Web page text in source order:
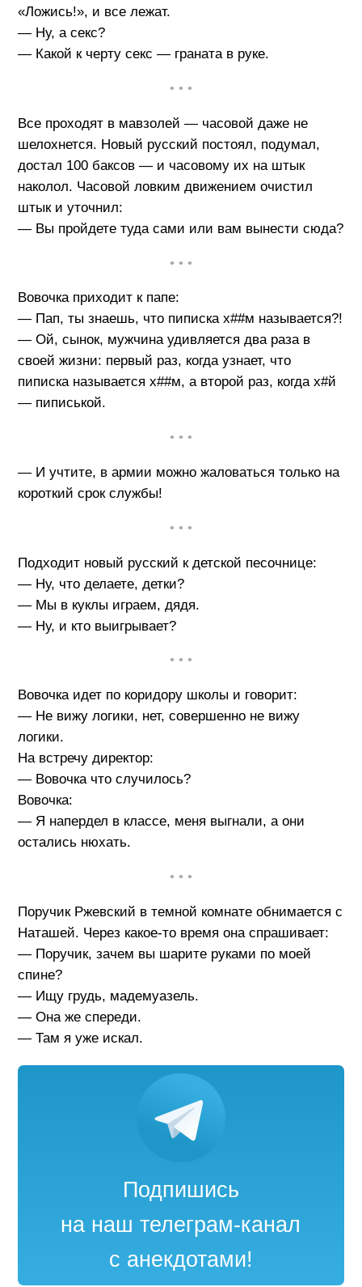
«Ложись!», и все лежат.
— Ну, а секс?
— Какой к черту секс — граната в руке.
• • •
Все проходят в мавзолей — часовой даже не
шелохнется. Новый русский постоял, подумал,
достал 100 баксов — и часовому их на штык
наколол. Часовой ловким движением очистил
штык и уточнил:
— Вы пройдете туда сами или вам вынести сюда?
• • •
Вовочка приходит к папе:
— Пап, ты знаешь, что пиписка х##м называется?!
— Ой, сынок, мужчина удивляется два раза в
своей жизни: первый раз, когда узнает, что
пиписка называется х##м, а второй раз, когда х#й
— пиписькой.
• • •
— И учтите, в армии можно жаловаться только на
короткий срок службы!
• • •
Подходит новый русский к детской песочнице:
— Ну, что делаете, детки?
— Мы в куклы играем, дядя.
— Ну, и кто выигрывает?
• • •
Вовочка идет по коридору школы и говорит:
— Не вижу логики, нет, совершенно не вижу
логики.
На встречу директор:
— Вовочка что случилось?
Вовочка:
— Я напердел в классе, меня выгнали, а они
остались нюхать.
• • •
Поручик Ржевский в темной комнате обнимается с
Наташей. Через какое-то время она спрашивает:
— Поручик, зачем вы шарите руками по моей
спине?
— Ищу грудь, мадемуазель.
— Она же спереди.
— Там я уже искал.
Подпишись
на наш телеграм-канал
с анекдотами!